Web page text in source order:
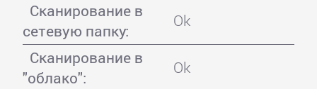
Сканирование в
сетевую папку:
Ok
Сканирование в
"облако":
Ok